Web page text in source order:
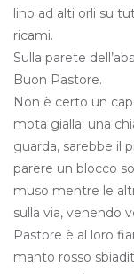
lino ad alti orli su
ricami.
Sulla parete
Buon Pastore.
Non è certo un
mota gialla; una
guarda, sarebbe il
parere un blocco
muso mentre le
sulla via, venendo
Pastore è al loro
manto rosso